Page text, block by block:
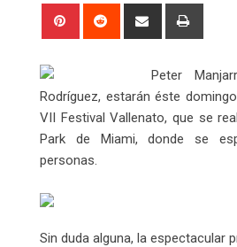
Pinterest Reddit
Share
Peter
Rodríguez, estarán éste
VII Festival Vallenato, que se
Park de Miami, donde se
personas.
Sin duda alguna, la espectacular